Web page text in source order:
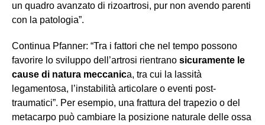
un quadro avanzato di rizoartrosi, pur non avendo parenti
con la patologia”.
Continua Pfanner: “Tra i fattori che nel tempo possono
favorire lo sviluppo dell’artrosi rientrano sicuramente le
cause di natura meccanica, tra cui la lassità
legamentosa, l’instabilità articolare o eventi post-
traumatici”. Per esempio, una frattura del trapezio o del
metacarpo può cambiare la posizione naturale delle ossa